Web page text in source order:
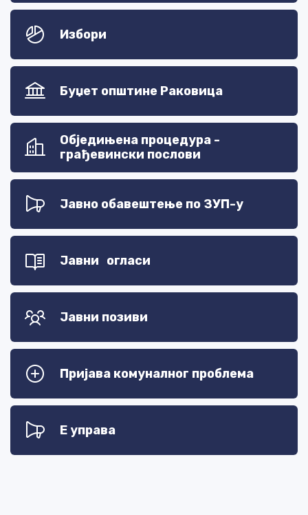
Избори
Буџет општине Раковица
Обједињена процедура -
грађевински послови
Јавно обавештење по ЗУП-у
Јавни огласи
Јавни позиви
Пријава комуналног проблема
Е управа